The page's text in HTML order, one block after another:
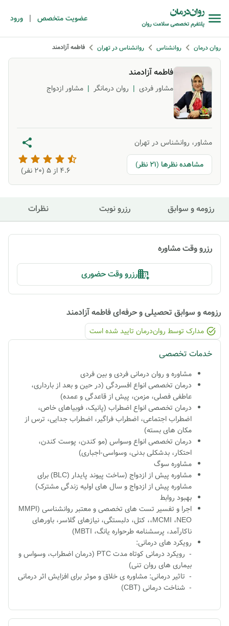
عضویت متخصص | ورود
روان درمان روانشناس روانشناس در تهران فاطمه آزادمند
فاطمه آزادمند
مشاور فردی | روان درمانگر | مشاور ازدواج
مشاور، روانشناس در تهران
مشاهده نظرها (21 نظر)
4.6 از ۵ ( 20 نفر)
رزومه و سوابق رزرو نوبت نظرات
رزرو وقت مشاوره
رزرو وقت حضوری
رزومه و سوابق تحصیلی و حرفه‌ایفاطمه آزادمند
مدارک توسط روان‌درمان تایید شده ‌است
خدمات تخصصی
مشاوره و روان درمانی فردی و بین فردی
درمان تخصصی انواع افسردگی (در حین و بعد از بارداری،
عاطفی فصلی، مزمن، پیش از قاعدگی و عمده)
درمان تخصصی انواع اضطراب (پانیک، فوبیاهای خاص،
اضطراب اجتماعی، اضطراب فراگیر، اضطراب جدایی، ترس از
مکان های بسته)
درمان تخصصی انواع وسواس (مو کندن، پوست کندن،
احتکار، بدشکلی بدنی، وسواسی-اجباری)
مشاوره سوگ
مشاوره پیش از ازدواج (ساخت پیوند پایدار (BLC) برای
مشاوره پیش از ازدواج و سال های اولیه زندگی مشترک)
بهبود روابط
اجرا و تفسیر تست های تخصصی و معتبر روانشناسی (MMPI
،MCMI ،NEO، کتل، دلبستگی، نیازهای گلاسر، باورهای
ناکارآمد، پرسشنامه طرحواره یانگ، MBTI)
رویکرد های درمانی:
- رویکرد درمانی کوتاه مدت PTC (درمان اضطراب، وسواس و
بیماری های روان تنی)
- تاثیر درمانی: مشاوره ی خلاق و موثر برای افزایش اثر درمانی
- شناخت درمانی (CBT)